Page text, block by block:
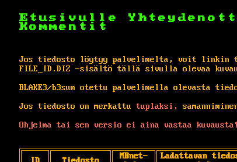
Etusivulle
Kommentit
Jos tiedosto löytyy palvelimelta, voit linkin
FILE_ID.DIZ -sisältö tällä sivulla olevaa
BLAKE3/b3sum otettu palvelimella olevasta
Jos tiedosto on merkattu tuplaksi,
Ohjelma tai sen versio ei aina vastaa kuvausta!
MBnet-
Ladattavan